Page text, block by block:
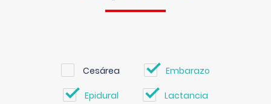
Cesárea Embarazo
Epidural Lactancia